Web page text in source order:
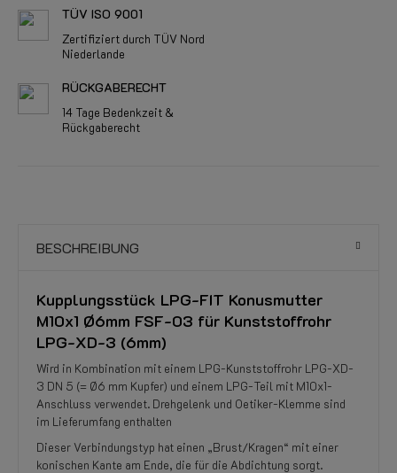
TÜV ISO 9001
Zertifiziert durch TÜV Nord
Niederlande
RÜCKGABERECHT
14 Tage Bedenkzeit &
Rückgaberecht
BESCHREIBUNG
Kupplungsstück LPG-FIT Konusmutter
M10x1 Ø6mm FSF-03 für Kunststoffrohr
LPG-XD-3 (6mm)
Wird in Kombination mit einem LPG-Kunststoffrohr LPG-XD-
3 DN 5 (= Ø6 mm Kupfer) und einem LPG-Teil mit M10x1-
Anschluss verwendet. Drehgelenk und Oetiker-Klemme sind
im Lieferumfang enthalten
Dieser Verbindungstyp hat einen „Brust/Kragen“ mit einer
konischen Kante am Ende, die für die Abdichtung sorgt.